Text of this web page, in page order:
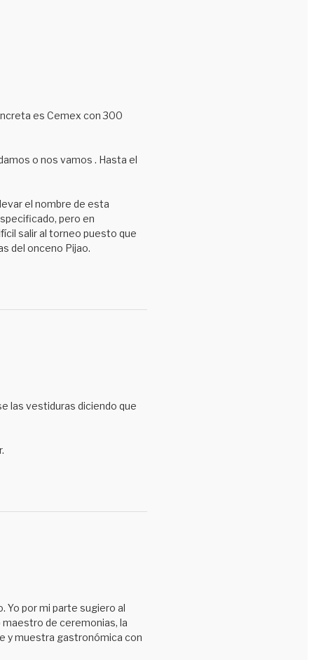
es Cemex con 300
o nos vamos . Hasta el
el nombre de esta
pero en
salir al torneo puesto que
del onceno Pijao.
las vestiduras diciendo que
Yo por mi parte sugiero al
maestro de ceremonias, la
y muestra gastronómica con